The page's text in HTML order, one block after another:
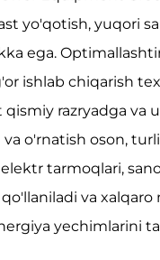
yo'qotish, yuqori
ega.
ishlab chiqarish
qismiy razryadga va
o'rnatish oson,
tarmoqlari,
va xalqaro
yechimlarini